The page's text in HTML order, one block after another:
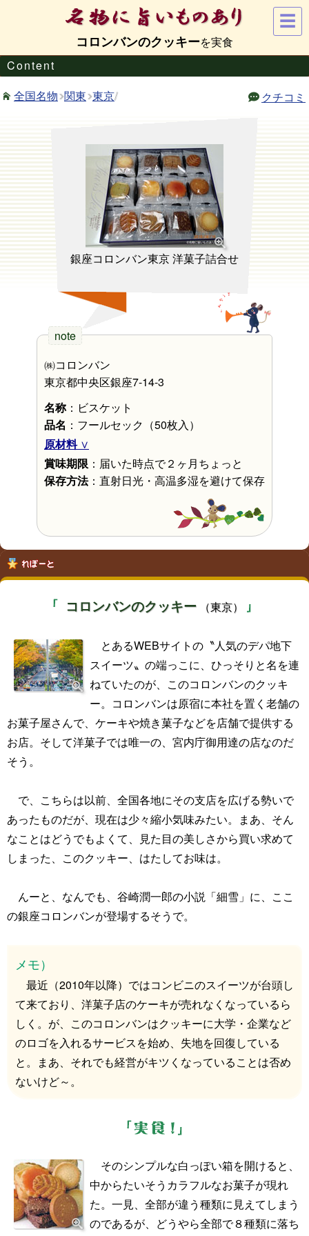
コロンバンのクッキー
Content
全国名物 関東 東京/ クチコミ
銀座コロンバン東京 洋菓子詰合せ
㈱コロンバン
東京都中央区銀座7-14-3
名称：ビスケット
品名 ：フールセック（50枚入）
原材料
賞味期限 ：届いた時点で２ヶ月ちょっと
保存方法：直射日光・高温多湿を避けて保存
コロンバンのクッキー （東京）
とあるWEBサイトの〝人気のデパ地下
スイーツ〟の端っこに、ひっそりと名を連
ねていたのが、このコロンバンのクッキ
ー。コロンバンは原宿に本社を置く老舗の
お菓子屋さんで、ケーキや焼き菓子などを店舗で提供する
お店。そして洋菓子では唯一の、宮内庁御用達の店なのだ
そう。
で、こちらは以前、全国各地にその支店を広げる勢いで
あったものだが、現在は少々縮小気味みたい。まあ、そん
なことはどうでもよくて、見た目の美しさから買い求めて
しまった、このクッキー、はたしてお味は。
んーと、なんでも、谷崎潤一郎の小説「細雪」に、ここ
の銀座コロンバンが登場するそうで。
メモ）
最近（2010年以降）ではコンビニのスイーツが台頭し
て来ており、洋菓子店のケーキが売れなくなっているら
しく。が、このコロンバンはクッキーに大学・企業など
のロゴを入れるサービスを始め、失地を回復している
と。まあ、それでも経営がキツくなっていることは否め
ないけど～。
そのシンプルな白っぽい箱を開けると、
中からたいそうカラフルなお菓子が現れ
た。一見、全部が違う種類に見えてしまう
のであるが、どうやら全部で８種類に落ち
☰